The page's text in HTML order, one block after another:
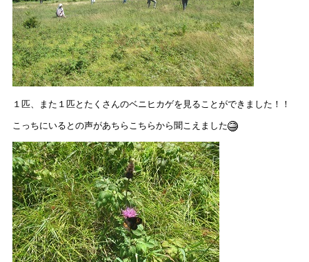
１匹、また１匹とたくさんのベニヒカゲを見ることができました！！
こっちにいるとの声があちらこちらから聞こえました